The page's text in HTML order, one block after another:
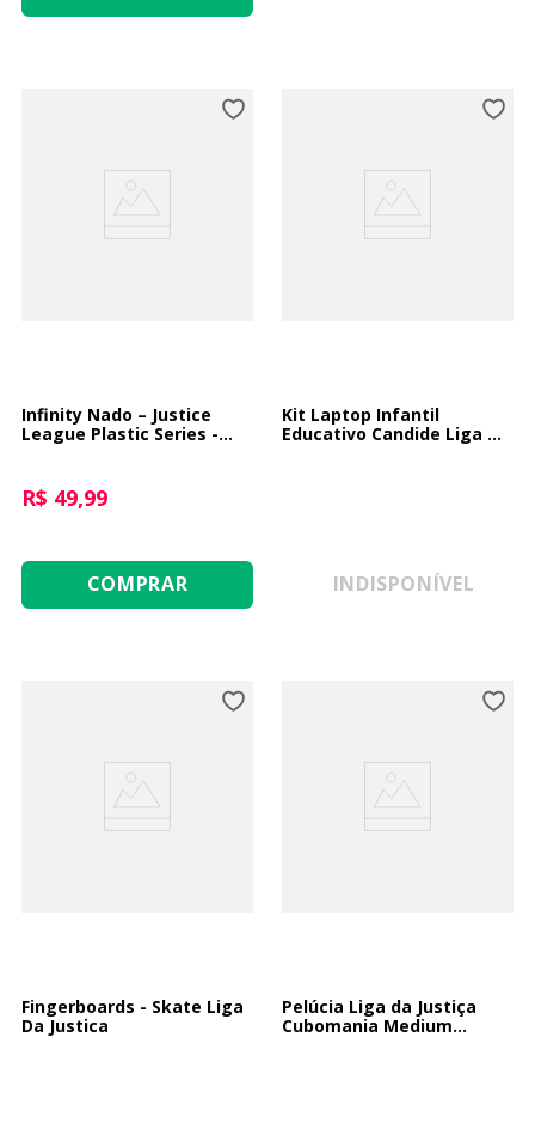
Infinity Nado – Justice
League Plastic Series -
R$ 49,99
COMPRAR
Kit Laptop Infantil
Educativo Candide Liga Da
INDISPONÍVEL
Fingerboards - Skate Liga
Da Justica
Pelúcia Liga da Justiça
Cubomania Medium